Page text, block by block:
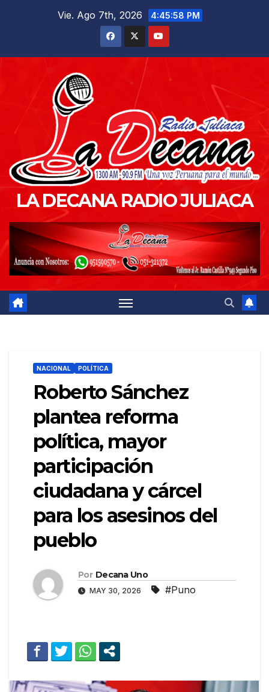
Vie. Ago 7th, 2026 4:45:59 PM
LA DECANA RADIO JULIACA
NACIONAL POLÍTICA
Roberto Sánchez
plantea reforma
política, mayor
participación
ciudadana y cárcel
para los asesinos del
pueblo
Por Decana Uno
MAY 30, 2026 #Puno